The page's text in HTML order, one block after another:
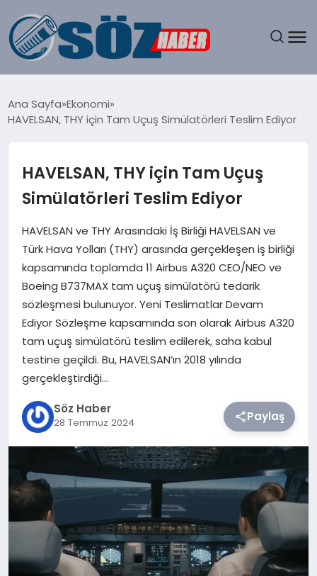
MAGAZIN
EKONOMI
SAĞLIK
DÜNYA
TEKNOLOJI
SIYASET
YAŞAM
Ana Sayfa Ekonomi
HAVELSAN, THY için Tam Uçuş Simülatörleri Teslim Ediyor
HAVELSAN, THY için Tam Uçuş
Simülatörleri Teslim Ediyor
HAVELSAN ve THY Arasındaki İş Birliği HAVELSAN ve
Türk Hava Yolları (THY) arasında gerçekleşen iş birliği
kapsamında toplamda 11 Airbus A320 CEO/NEO ve
Boeing B737MAX tam uçuş simülatörü tedarik
sözleşmesi bulunuyor. Yeni Teslimatlar Devam
Ediyor Sözleşme kapsamında son olarak Airbus A320
tam uçuş simülatörü teslim edilerek, saha kabul
testine geçildi. Bu, HAVELSAN’ın 2018 yılında
gerçekleştirdiği…
Söz Haber
28 Temmuz 2024 Paylaş